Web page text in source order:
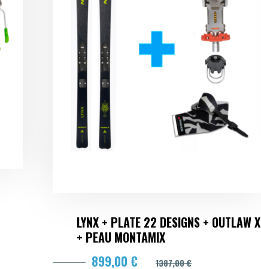
LYNX + PLATE 22 DESIGNS + OUTLAW X
+ PEAU MONTAMIX
899,00 €
1387,00 €